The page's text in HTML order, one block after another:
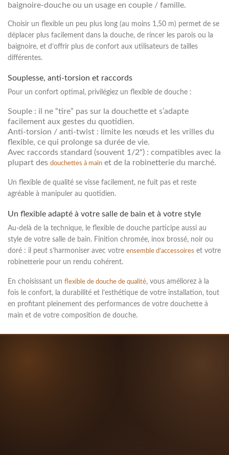
baignoire-douche ou un usage en couple / famille.
Choisir un flexible un peu plus long (au moins 1,50 m) permet de se
déplacer plus facilement dans la douche, de rincer les parois ou la
baignoire, et d’offrir plus de confort aux utilisateurs de tailles
différentes.
Souplesse, anti-torsion et raccords
Pour un confort optimal, privilégiez un flexible de douche :
Souple : il ne “tire” pas sur la douchette et s’adapte
facilement aux gestes du quotidien.
Anti-torsion / anti-twist : limite les nœuds et les vrilles du
flexible, ce qui prolonge sa durée de vie.
Avec raccords standard (souvent 1/2") : compatibles avec la
plupart des douchettes à main et de la robinetterie du marché.
Un flexible de qualité se visse facilement, ne fuit pas et reste
agréable à manipuler au quotidien.
Un flexible adapté à votre salle de bain et à votre style
Au-delà de la technique, le flexible de douche participe aussi au
style de votre salle de bain. Finition chromée, inox brossé, noir ou
doré : il peut s’harmoniser avec votre ensemble d’accessoires et votre
robinetterie pour un rendu cohérent.
En choisissant un flexible de douche de qualité, vous améliorez à la
fois le confort, la durabilité et l’esthétique de votre installation, tout
en profitant pleinement des performances de votre douchette à
main et de votre composition de douche.